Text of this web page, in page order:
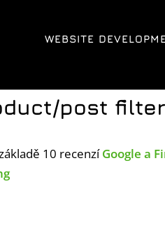
WEBSITE
post
10 recenzíGoogle a